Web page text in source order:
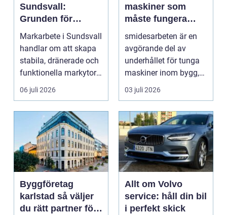
Sundsvall:
Grunden för
hållbara hus,
vägar och tomter
Markarbete i Sundsvall
handlar om att skapa
stabila, dränerade och
funktionella markytor
som kl...
06 juli 2026
maskiner som
måste fungera
varje dag
smidesarbeten är en
avgörande del av
underhållet för tunga
maskiner inom bygg,
entreprenad, skog
och...
03 juli 2026
Byggföretag
karlstad så väljer
du rätt partner för
Allt om Volvo
service: håll din bil
i perfekt skick